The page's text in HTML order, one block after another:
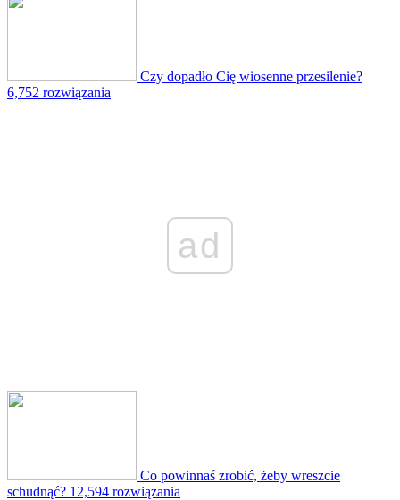
Czy dopadło Cię wiosenne przesilenie?
6,752 rozwiązania
ad
Co powinnaś zrobić, żeby wreszcie
schudnąć? 12,594 rozwiązania